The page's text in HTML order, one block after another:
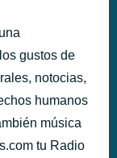
gustos de
notocias,
humanos
música
tu Radio